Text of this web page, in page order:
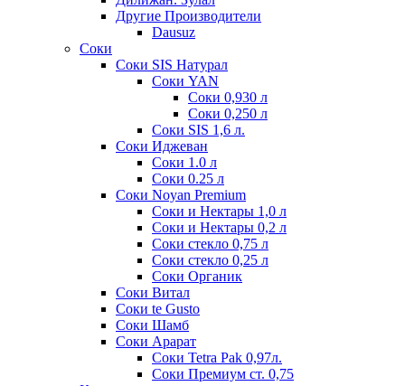
Другие Производители
Dausuz
Соки
Соки SIS Натурал
Соки YAN
Соки 0,930 л
Соки 0,250 л
Соки SIS 1,6 л.
Соки Иджеван
Соки 1.0 л
Соки 0.25 л
Соки Noyan Premium
Соки и Нектары 1,0 л
Соки и Нектары 0,2 л
Соки стекло 0,75 л
Соки стекло 0,25 л
Соки Органик
Соки Витал
Соки te Gusto
Соки Шамб
Соки Арарат
Соки Tetra Pak 0,97л.
Соки Премиум ст. 0,75